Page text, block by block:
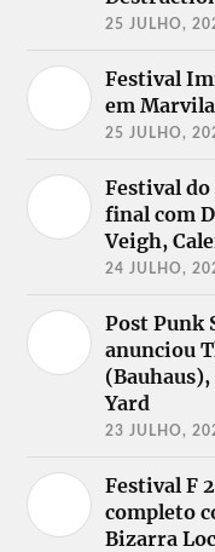
25 JULHO,
Festival
em Marvila
25 JULHO,
Festival
final com
Veigh,
24 JULHO,
Post Punk
anunciou
Yard
23 JULHO,
Festival F
completo
Bizarra